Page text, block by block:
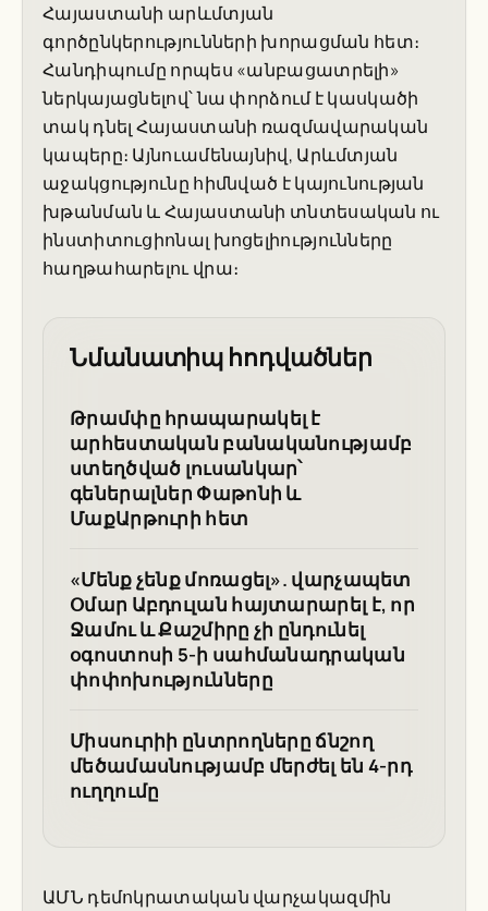
Հայաստանի արևմտյան
գործընկերությունների խորացման հետ։
Հանդիպումը որպես «անբացատրելի»
ներկայացնելով՝ նա փորձում է կասկածի
տակ դնել Հայաստանի ռազմավարական
կապերը։ Այնուամենայնիվ, Արևմտյան
աջակցությունը հիմնված է կայունության
խթանման և Հայաստանի տնտեսական ու
ինստիտուցիոնալ խոցելիությունները
հաղթահարելու վրա։
Նմանատիպ հոդվածներ
Թրամփը հրապարակել է
արհեստական բանականությամբ
ստեղծված լուսանկար՝
գեներալներ Փաթոնի և
ՄաքԱրթուրի հետ
«Մենք չենք մոռացել». վարչապետ
Օմար Աբդուլան հայտարարել է, որ
Ջամու և Քաշմիրը չի ընդունել
օգոստոսի 5-ի սահմանադրական
փոփոխությունները
Միսսուրիի ընտրողները ճնշող
մեծամասնությամբ մերժել են 4-րդ
ուղղումը
ԱՄՆ դեմոկրատական վարչակազմին